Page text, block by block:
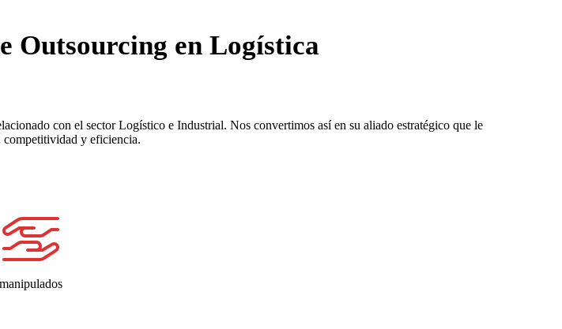
Outsourcing en Logística
con el sector Logístico e Industrial. Nos convertimos así en su aliado estratégico que le
competitividad y eficiencia.
manipulados